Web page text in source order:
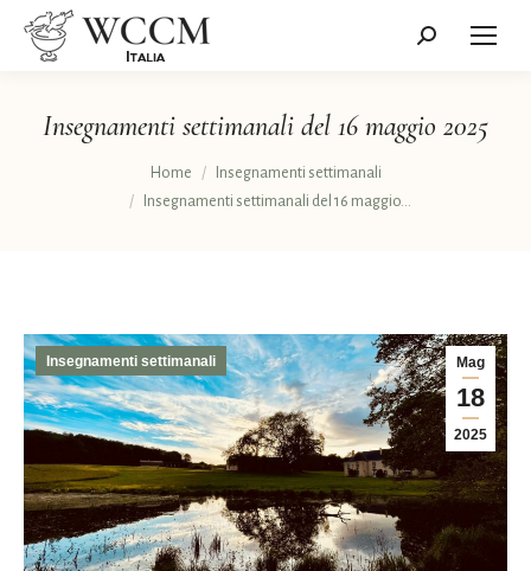
Cerca:
Insegnamenti settimanali del 16 maggio 2025
Home
Insegnamenti settimanali
Insegnamenti settimanali del 16 maggio…
Mag
18
2025
Insegnamenti settimanali